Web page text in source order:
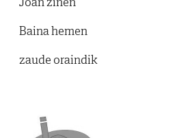
Baina hemen
zaude oraindik